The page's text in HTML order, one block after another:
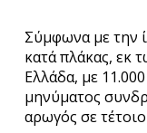
Σύμφωνα με την
κατά πλάκας, εκ
Ελλάδα, με
μηνύματος
αρωγός σε